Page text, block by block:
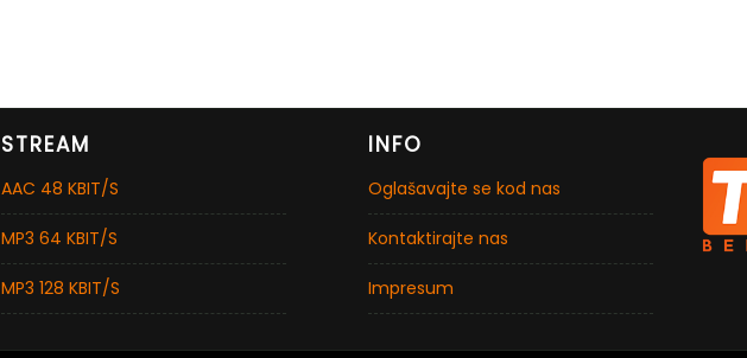
STREAM
AAC 48 KBIT/S
MP3 64 KBIT/S
MP3 128 KBIT/S
INFO
Oglašavajte se kod nas
Kontaktirajte nas
Impresum